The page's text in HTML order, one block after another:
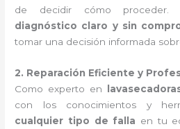
de decidir cómo proceder.
diagnóstico claro y sin
tomar una decisión informada
2. Reparación Eficiente y
Como experto en
con los conocimientos y
cualquier tipo de falla en tu